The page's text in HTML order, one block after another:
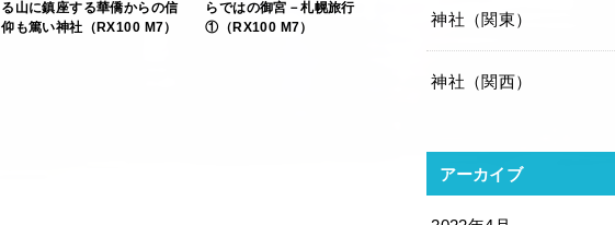
る山に鎮座する華僑からの信
仰も篤い神社（RX100 M7）
らではの御宮－札幌旅行
①（RX100 M7）
神社（関東）
神社（関西）
アーカイブ